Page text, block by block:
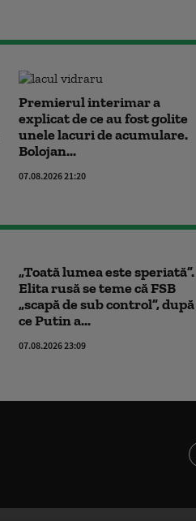
Premierul interimar a
explicat de ce au fost golite
unele lacuri de acumulare.
Bolojan...
07.08.2026 21:20
„Toată lumea este speriată”.
Elita rusă se teme că FSB
„scapă de sub control”, după
ce Putin a...
07.08.2026 23:09